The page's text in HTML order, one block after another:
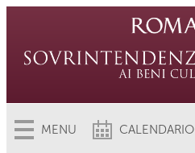
MENU CALENDARIO